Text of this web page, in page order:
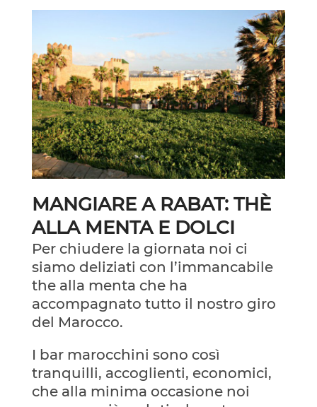
MANGIARE A RABAT: THÈ
ALLA MENTA E DOLCI
Per chiudere la giornata noi ci
siamo deliziati con l’immancabile
the alla menta che ha
accompagnato tutto il nostro giro
del Marocco.
I bar marocchini sono così
tranquilli, accoglienti, economici,
che alla minima occasione noi